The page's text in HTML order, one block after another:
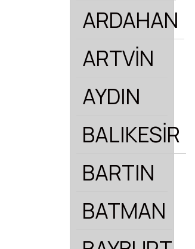
ARDAHAN
ARTVİN
AYDIN
BALIKESİR
BARTIN
BATMAN